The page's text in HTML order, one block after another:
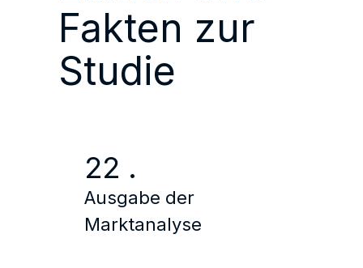
Fakten zur
Studie
22 .
Ausgabe der
Marktanalyse